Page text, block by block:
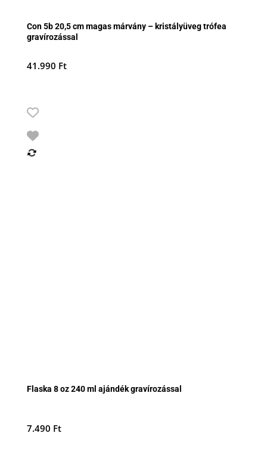
Con 5b 20,5 cm magas márvány – kristályüveg trófea
gravírozással
41.990 Ft
Flaska 8 oz 240 ml ajándék gravírozással
7.490 Ft